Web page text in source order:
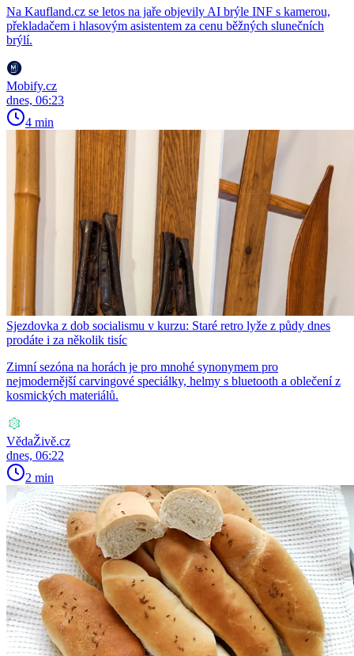
Na Kaufland.cz se letos na jaře objevily AI brýle INF s kamerou,
překladačem i hlasovým asistentem za cenu běžných slunečních
brýlí.
Mobify.cz
dnes, 06:23
4 min
Sjezdovka z dob socialismu v kurzu: Staré retro lyže z půdy dnes
prodáte i za několik tisíc
Zimní sezóna na horách je pro mnohé synonymem pro
nejmodernější carvingové speciálky, helmy s bluetooth a oblečení z
kosmických materiálů.
VědaŽivě.cz
dnes, 06:22
2 min